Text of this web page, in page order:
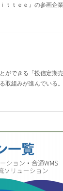
ｔｅｅ』の参画企
ができる「投信定期
取組みが進んでいる